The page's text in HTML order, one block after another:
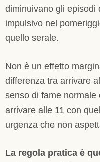
diminuivano gli episodi
impulsivo nel
quello serale.
Non è un effetto
differenza tra arrivare
senso di fame normale
arrivare alle 11 con
urgenza che non
La regola pratica è